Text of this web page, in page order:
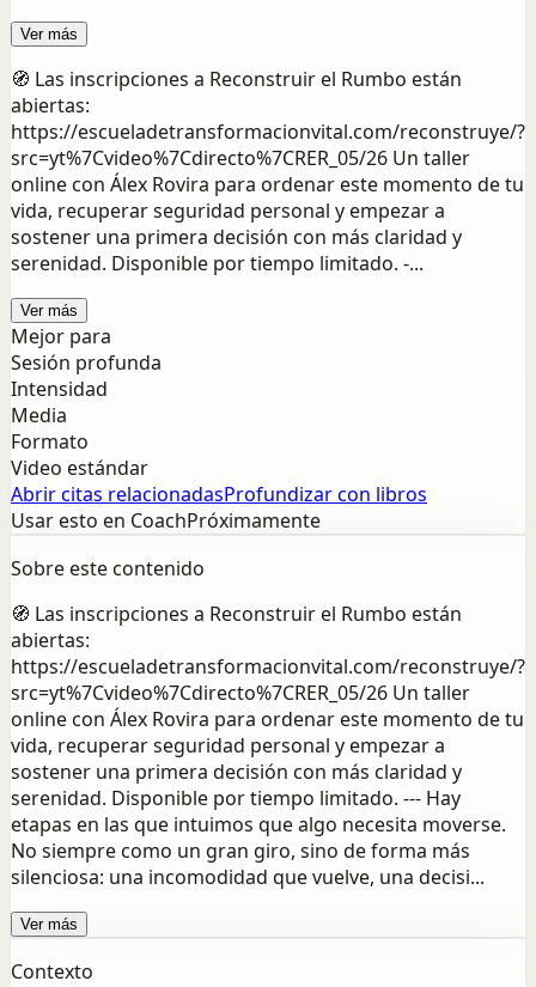
Ver más
🧭 Las inscripciones a Reconstruir el Rumbo están
abiertas:
https://escueladetransformacionvital.com/reconstruye/?
src=yt%7Cvideo%7Cdirecto%7CRER_05/26 Un taller
online con Álex Rovira para ordenar este momento de tu
vida, recuperar seguridad personal y empezar a
sostener una primera decisión con más claridad y
serenidad. Disponible por tiempo limitado. -...
Ver más
Mejor para
Sesión profunda
Intensidad
Media
Formato
Video estándar
Abrir citas relacionadasProfundizar con libros
Usar esto en CoachPróximamente
Sobre este contenido
🧭 Las inscripciones a Reconstruir el Rumbo están
abiertas:
https://escueladetransformacionvital.com/reconstruye/?
src=yt%7Cvideo%7Cdirecto%7CRER_05/26 Un taller
online con Álex Rovira para ordenar este momento de tu
vida, recuperar seguridad personal y empezar a
sostener una primera decisión con más claridad y
serenidad. Disponible por tiempo limitado. --- Hay
etapas en las que intuimos que algo necesita moverse.
No siempre como un gran giro, sino de forma más
silenciosa: una incomodidad que vuelve, una decisi...
Ver más
Contexto